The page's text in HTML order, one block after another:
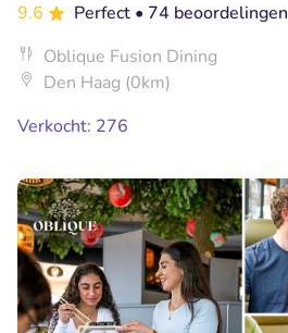
9.6
Perfect • 74 beoordelingen
Oblique Fusion Dining
Den Haag (0km)
Verkocht: 276